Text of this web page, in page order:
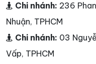
Chi nhánh: 236
Nhuận, TPHCM
Chi nhánh: 03
Vấp, TPHCM